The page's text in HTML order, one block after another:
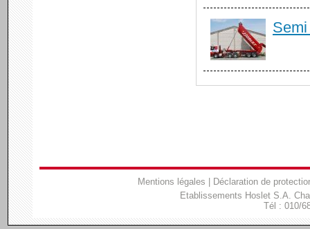
Mentions légales | Déclaration de
Etablissements Hoslet S.A.
Tél : 010/